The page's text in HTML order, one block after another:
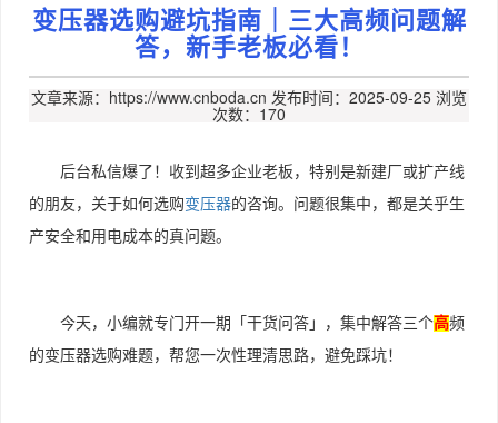
变压器选购避坑指南｜三大高频问题解
答，新手老板必看！
文章来源：https://www.cnboda.cn 发布时间：2025-09-25 浏览
次数：170
后台私信爆了！收到超多企业老板，特别是新建厂或扩产线
的朋友，关于如何选购变压器的咨询。问题很集中，都是关乎生
产安全和用电成本的真问题。
今天，小编就专门开一期「干货问答」，集中解答三个高频
的变压器选购难题，帮您一次性理清思路，避免踩坑！